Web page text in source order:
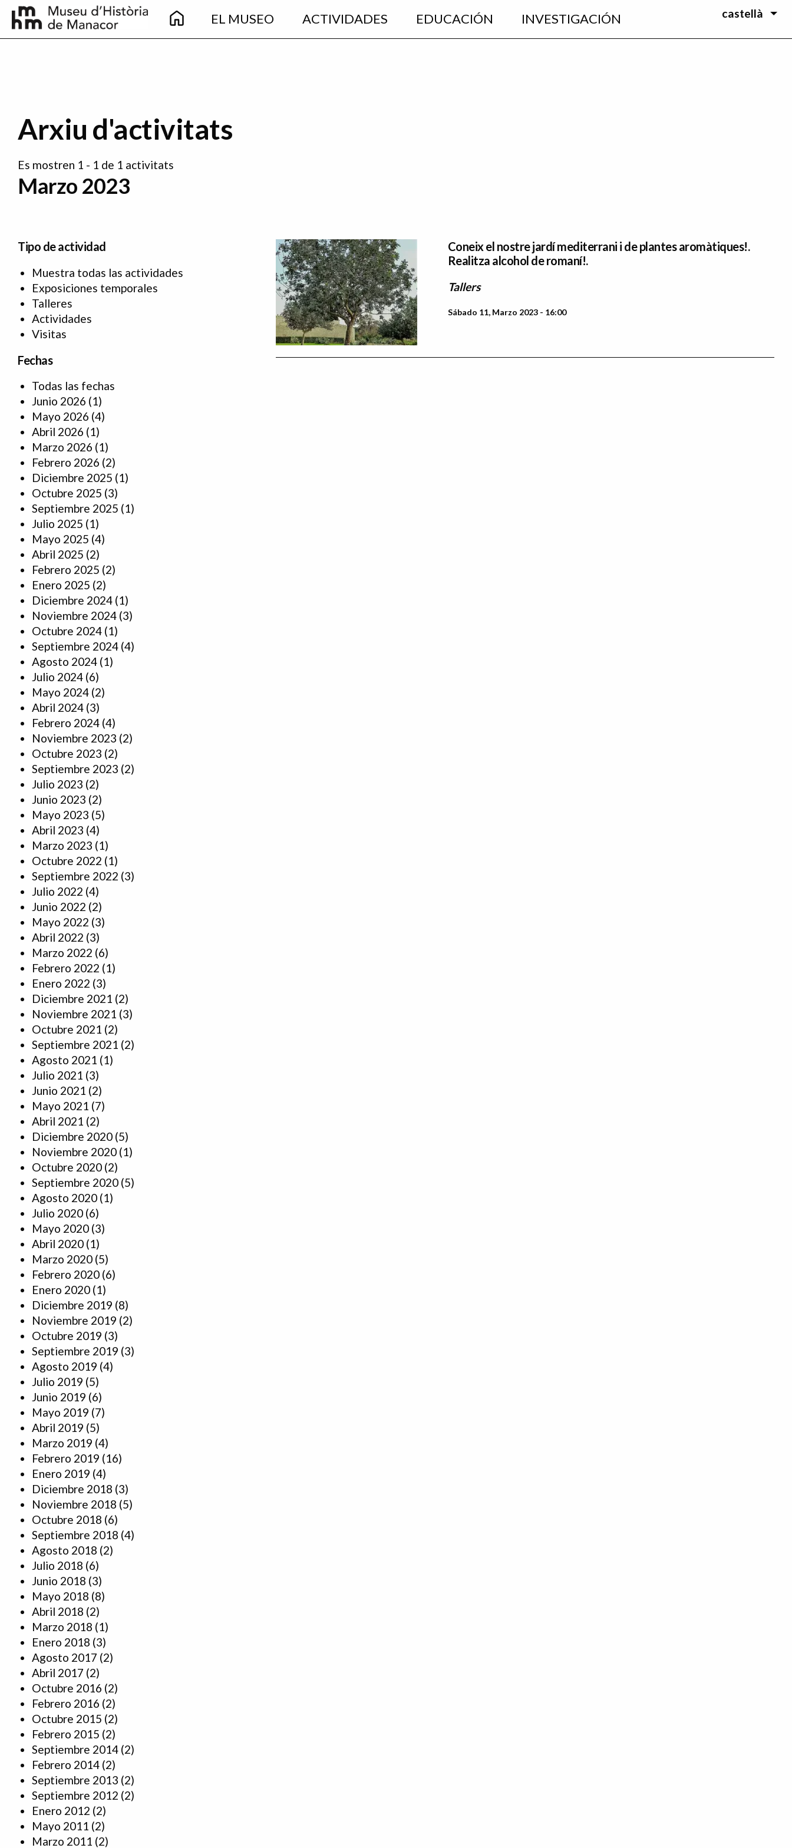
Pasar al contenido principal
Main
navigation
EL MUSEO ACTIVIDADES EDUCACIÓN INVESTIGACIÓN castellà
Arxiu d'activitats
Es mostren 1 - 1 de 1 activitats
Marzo 2023
Tipo de actividad
Muestra todas las actividades
Exposiciones temporales
Talleres
Actividades
Visitas
Fechas
Todas las fechas
Junio 2026 (1)
Mayo 2026 (4)
Abril 2026 (1)
Marzo 2026 (1)
Febrero 2026 (2)
Diciembre 2025 (1)
Octubre 2025 (3)
Septiembre 2025 (1)
Julio 2025 (1)
Mayo 2025 (4)
Abril 2025 (2)
Febrero 2025 (2)
Enero 2025 (2)
Diciembre 2024 (1)
Noviembre 2024 (3)
Octubre 2024 (1)
Septiembre 2024 (4)
Agosto 2024 (1)
Julio 2024 (6)
Mayo 2024 (2)
Abril 2024 (3)
Febrero 2024 (4)
Noviembre 2023 (2)
Octubre 2023 (2)
Septiembre 2023 (2)
Julio 2023 (2)
Junio 2023 (2)
Mayo 2023 (5)
Abril 2023 (4)
Marzo 2023 (1)
Octubre 2022 (1)
Septiembre 2022 (3)
Julio 2022 (4)
Junio 2022 (2)
Mayo 2022 (3)
Abril 2022 (3)
Marzo 2022 (6)
Febrero 2022 (1)
Enero 2022 (3)
Diciembre 2021 (2)
Noviembre 2021 (3)
Octubre 2021 (2)
Septiembre 2021 (2)
Agosto 2021 (1)
Julio 2021 (3)
Junio 2021 (2)
Mayo 2021 (7)
Abril 2021 (2)
Diciembre 2020 (5)
Noviembre 2020 (1)
Octubre 2020 (2)
Septiembre 2020 (5)
Agosto 2020 (1)
Julio 2020 (6)
Mayo 2020 (3)
Abril 2020 (1)
Marzo 2020 (5)
Febrero 2020 (6)
Enero 2020 (1)
Diciembre 2019 (8)
Noviembre 2019 (2)
Octubre 2019 (3)
Septiembre 2019 (3)
Agosto 2019 (4)
Julio 2019 (5)
Junio 2019 (6)
Mayo 2019 (7)
Abril 2019 (5)
Marzo 2019 (4)
Febrero 2019 (16)
Enero 2019 (4)
Diciembre 2018 (3)
Noviembre 2018 (5)
Octubre 2018 (6)
Septiembre 2018 (4)
Agosto 2018 (2)
Julio 2018 (6)
Junio 2018 (3)
Mayo 2018 (8)
Abril 2018 (2)
Marzo 2018 (1)
Enero 2018 (3)
Agosto 2017 (2)
Abril 2017 (2)
Octubre 2016 (2)
Febrero 2016 (2)
Octubre 2015 (2)
Febrero 2015 (2)
Septiembre 2014 (2)
Febrero 2014 (2)
Septiembre 2013 (2)
Septiembre 2012 (2)
Enero 2012 (2)
Mayo 2011 (2)
Marzo 2011 (2)
Coneix el nostre jardí mediterrani i de plantes aromàtiques!.
Realitza alcohol de romaní!.
Tallers
Sábado 11, Marzo 2023 - 16:00